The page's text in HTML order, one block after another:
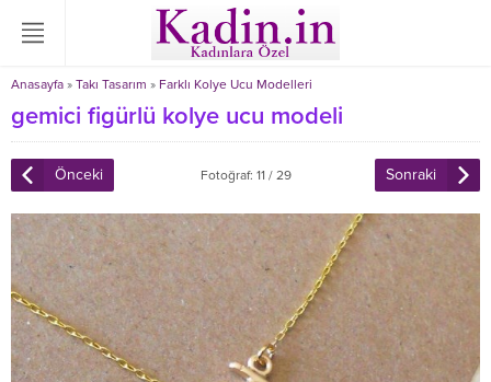
Anasayfa » Takı Tasarım » Farklı Kolye Ucu Modelleri
gemici figürlü kolye ucu modeli
Önceki Fotoğraf: 11 / 29 Sonraki